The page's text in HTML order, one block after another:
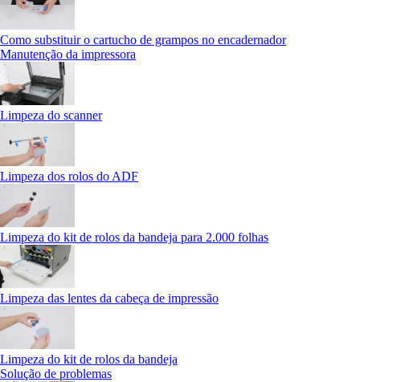
Como substituir o cartucho de grampos no encadernador
Manutenção da impressora
Limpeza do scanner
Limpeza dos rolos do ADF
Limpeza do kit de rolos da bandeja para 2.000 folhas
Limpeza das lentes da cabeça de impressão
Limpeza do kit de rolos da bandeja
Solução de problemas